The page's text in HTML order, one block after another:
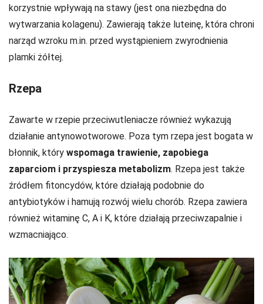
korzystnie wpływają na stawy (jest ona niezbędna do
wytwarzania kolagenu). Zawierają także luteinę, która chroni
narząd wzroku m.in. przed wystąpieniem zwyrodnienia
plamki żółtej.
Rzepa
Zawarte w rzepie przeciwutleniacze również wykazują
działanie antynowotworowe. Poza tym rzepa jest bogata w
błonnik, który wspomaga trawienie, zapobiega
zaparciom i przyspiesza metabolizm. Rzepa jest także
źródłem fitoncydów, które działają podobnie do
antybiotyków i hamują rozwój wielu chorób. Rzepa zawiera
również witaminę C, A i K, które działają przeciwzapalnie i
wzmacniająco.